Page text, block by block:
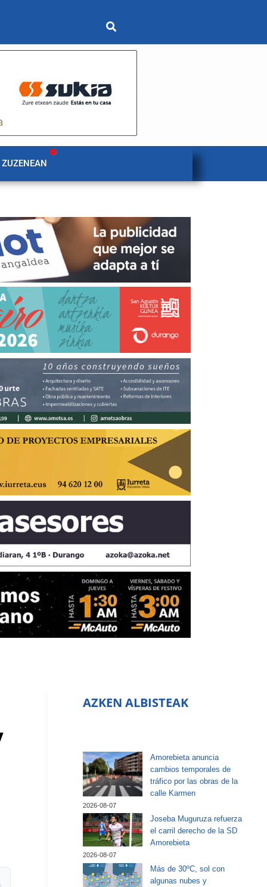
AZKEN ALBISTEAK
Amorebieta anuncia
cambios temporales de
tráfico por las obras de la
calle Karmen
2026-08-07
Joseba Muguruza refuerza
el carril derecho de la SD
Amorebieta
2026-08-07
Más de 30ºC, sol con
algunas nubes y